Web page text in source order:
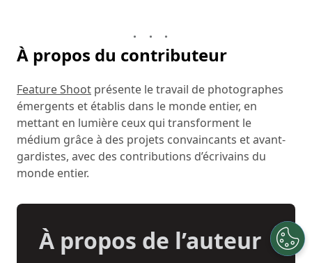
À propos du contributeur
Feature Shoot présente le travail de photographes
émergents et établis dans le monde entier, en
mettant en lumière ceux qui transforment le
médium grâce à des projets convaincants et avant-
gardistes, avec des contributions d’écrivains du
monde entier.
À propos de l’auteur